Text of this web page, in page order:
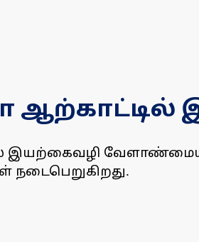
நடைபெறுகிறது.